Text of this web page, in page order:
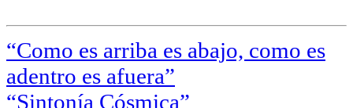
“Como es arriba es abajo, como es
adentro es afuera”
“Sintonía Cósmica”